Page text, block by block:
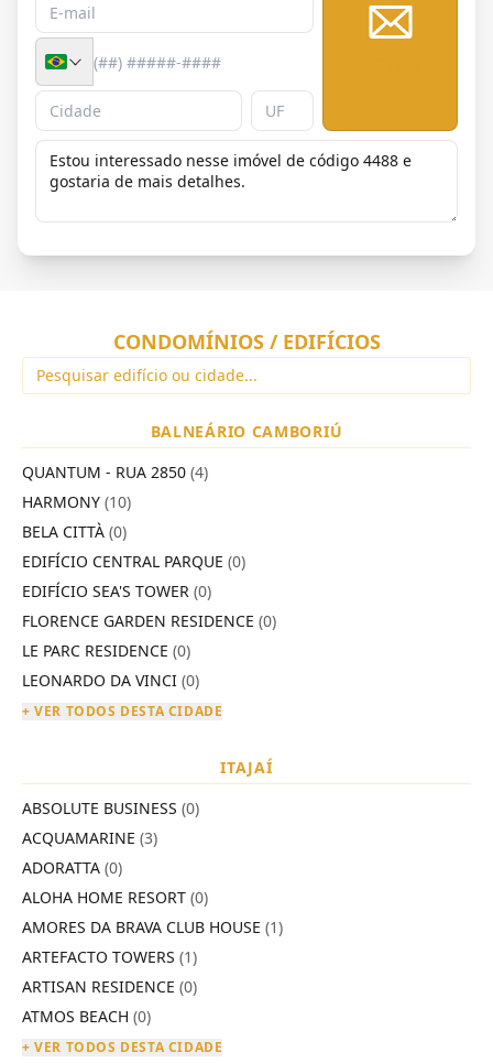
CONDOMÍNIOS / EDIFÍCIOS
BALNEÁRIO CAMBORIÚ
QUANTUM - RUA 2850 (4)
HARMONY (10)
BELA CITTÀ (0)
EDIFÍCIO CENTRAL PARQUE (0)
EDIFÍCIO SEA'S TOWER (0)
FLORENCE GARDEN RESIDENCE (0)
LE PARC RESIDENCE (0)
LEONARDO DA VINCI (0)
+ VER TODOS DESTA CIDADE
ITAJAÍ
ABSOLUTE BUSINESS (0)
ACQUAMARINE (3)
ADORATTA (0)
ALOHA HOME RESORT (0)
AMORES DA BRAVA CLUB HOUSE (1)
ARTEFACTO TOWERS (1)
ARTISAN RESIDENCE (0)
ATMOS BEACH (0)
+ VER TODOS DESTA CIDADE